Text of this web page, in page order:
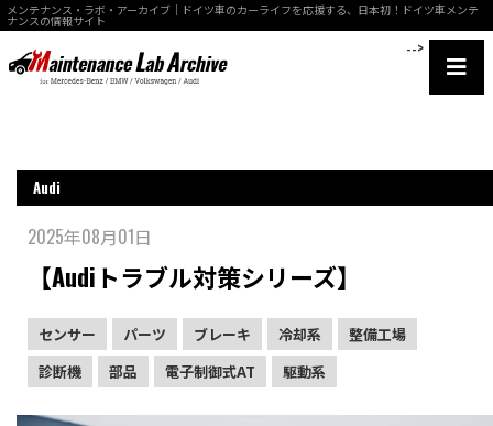
メンテナンス・ラボ・アーカイブ｜ドイツ車のカーライフを応援する、日本初！ドイツ車メンテ
ナンスの情報サイト
-->
Audi
2025年08月01日
【Audiトラブル対策シリーズ】
センサー パーツ ブレーキ 冷却系
整備工場
診断機
部品 電子制御式AT 駆動系